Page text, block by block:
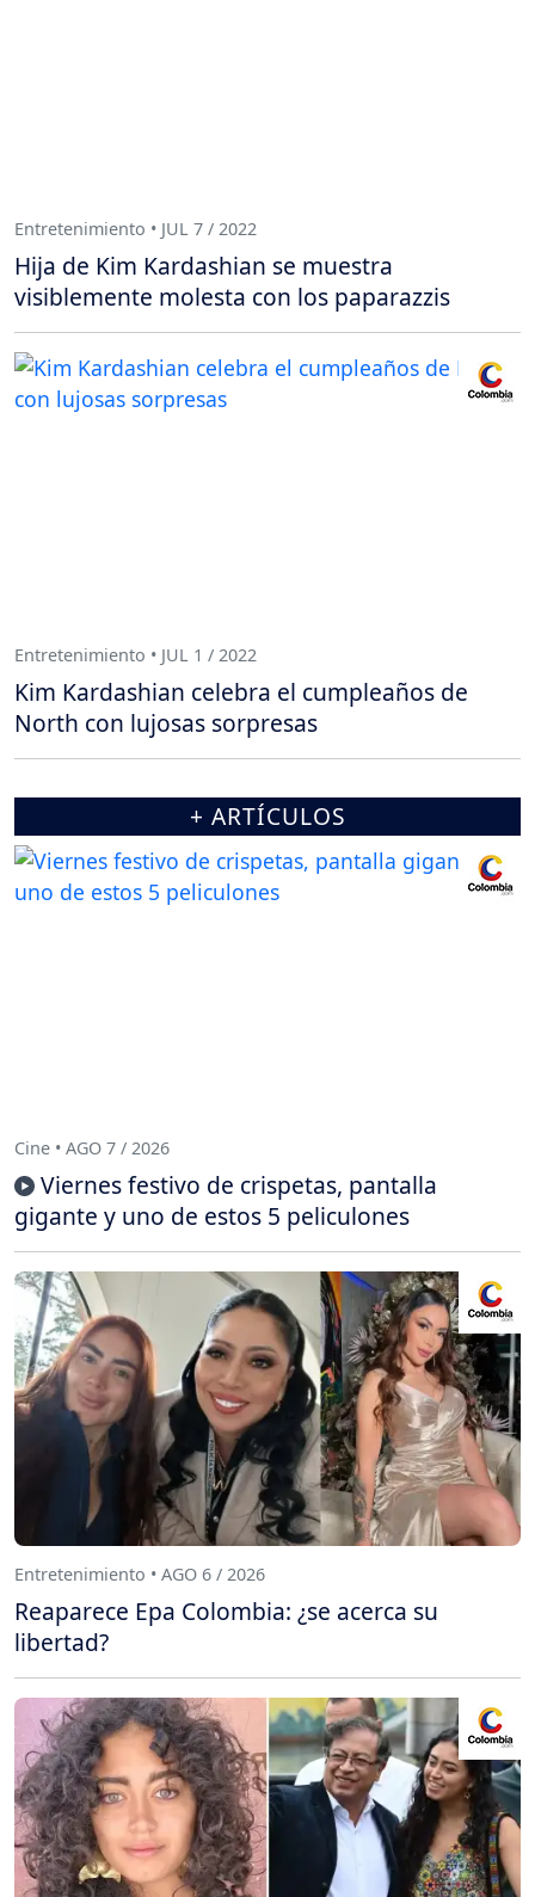
Entretenimiento • JUL 7 / 2022
Hija de Kim Kardashian se muestra
visiblemente molesta con los paparazzis
Entretenimiento • JUL 1 / 2022
Kim Kardashian celebra el cumpleaños de
North con lujosas sorpresas
+ ARTÍCULOS
Cine • AGO 7 / 2026
Viernes festivo de crispetas, pantalla
gigante y uno de estos 5 peliculones
Entretenimiento • AGO 6 / 2026
Reaparece Epa Colombia: ¿se acerca su
libertad?